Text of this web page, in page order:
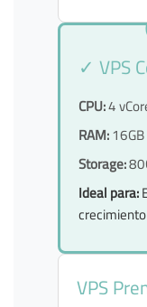
✓ VPS
CPU:4
RAM:16GB
Storage:
Ideal para:
crecimiento
VPS